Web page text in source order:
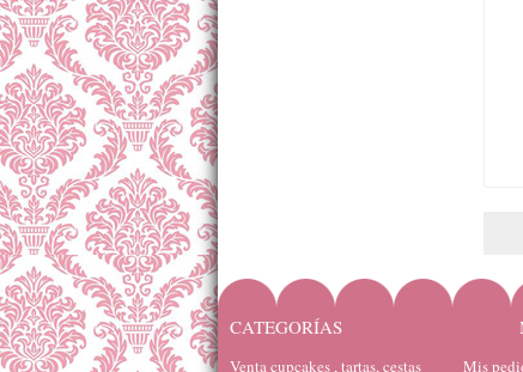
CATEGORÍAS
Venta cupcakes , tartas, cestas Mis